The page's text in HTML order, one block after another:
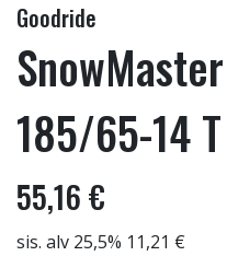
Goodride
185/65-14 T
55,16 €
sis. alv 25,5% 11,21 €